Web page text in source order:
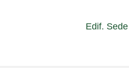
Edif.